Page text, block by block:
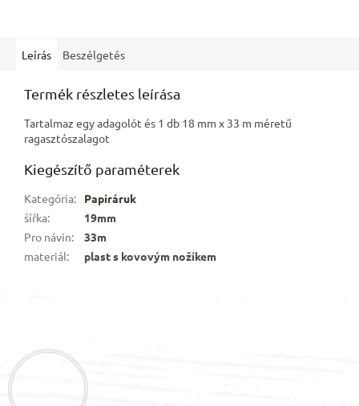
Leírás Beszélgetés
Termék részletes leírása
Tartalmaz egy adagolót és 1 db 18 mm x 33 m méretű
ragasztószalagot
Kiegészítő paraméterek
Kategória:
Papíráruk
šířka:
19mm
Pro návin:
33m
materiál: plast s kovovým nožíkem